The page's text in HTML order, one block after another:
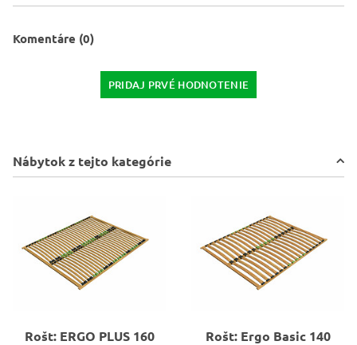
Komentáre (0)
PRIDAJ PRVÉ HODNOTENIE
Nábytok z tejto kategórie
Rošt: ERGO PLUS 160 Rošt: Ergo Basic 140